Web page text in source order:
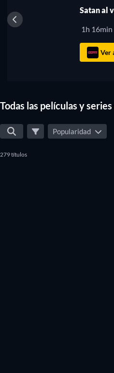
Satan al
1h 16min
Ver
Todas las películas y
Popularidad
279 títulos